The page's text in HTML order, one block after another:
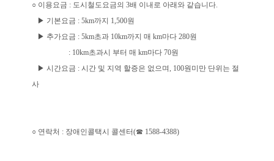
○ 이용요금 : 도시철도요금의 3배 이내로 아래와 같습니다.
▶ 기본요금 : 5km까지 1,500원
▶ 추가요금 : 5km초과 10km까지 매 km마다 280원
: 10km초과시 부터 매 km마다 70원
▶ 시간요금 : 시간 및 지역 할증은 없으며, 100원미만 단위는 절
사
○ 연락처 : 장애인콜택시 콜센터(☎ 1588-4388)